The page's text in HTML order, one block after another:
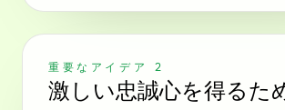
重要なアイデア 2
激しい忠誠心を得るた